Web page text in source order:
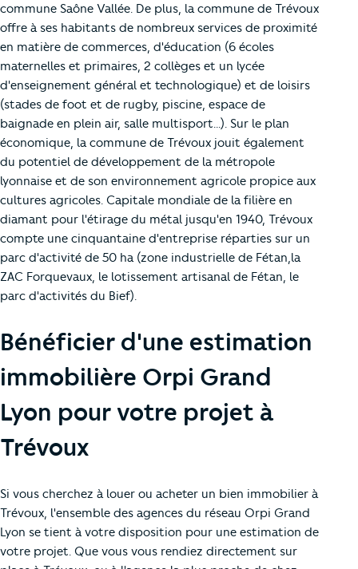
commune Saône Vallée. De plus, la commune de Trévoux
offre à ses habitants de nombreux services de proximité
en matière de commerces, d'éducation (6 écoles
maternelles et primaires, 2 collèges et un lycée
d'enseignement général et technologique) et de loisirs
(stades de foot et de rugby, piscine, espace de
baignade en plein air, salle multisport...). Sur le plan
économique, la commune de Trévoux jouit également
du potentiel de développement de la métropole
lyonnaise et de son environnement agricole propice aux
cultures agricoles. Capitale mondiale de la filière en
diamant pour l'étirage du métal jusqu'en 1940, Trévoux
compte une cinquantaine d'entreprise réparties sur un
parc d'activité de 50 ha (zone industrielle de Fétan,la
ZAC Forquevaux, le lotissement artisanal de Fétan, le
parc d'activités du Bief).
Bénéficier d'une estimation
immobilière Orpi Grand
Lyon pour votre projet à
Trévoux
Si vous cherchez à louer ou acheter un bien immobilier à
Trévoux, l'ensemble des agences du réseau Orpi Grand
Lyon se tient à votre disposition pour une estimation de
votre projet. Que vous vous rendiez directement sur